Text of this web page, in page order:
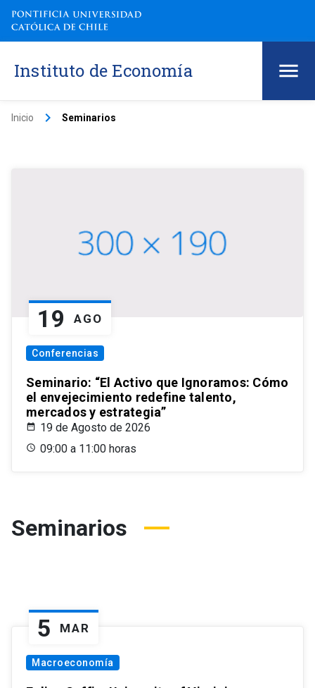
Instituto de Economía
Inicio keyboard_arrow_right Seminarios
19 AGO
Conferencias
Seminario: “El Activo que Ignoramos: Cómo
el envejecimiento redefine talento,
mercados y estrategia”
19 de Agosto de 2026
09:00 a 11:00 horas
Seminarios
5 MAR
Macroeconomía